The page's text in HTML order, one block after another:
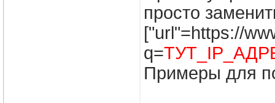
просто
["url"=https://
q=
Примеры для